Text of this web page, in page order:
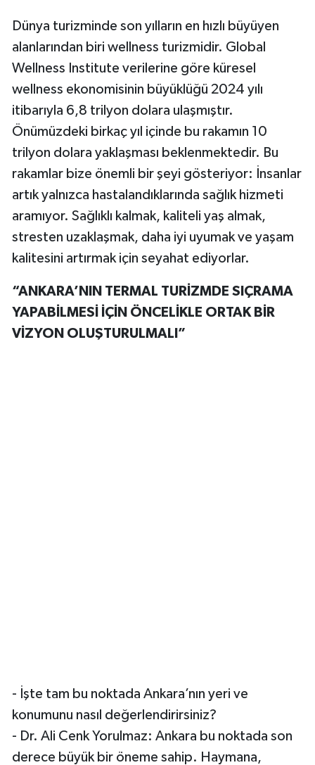
Dünya turizminde son yılların en hızlı büyüyen
alanlarından biri wellness turizmidir. Global
Wellness Institute verilerine göre küresel
wellness ekonomisinin büyüklüğü 2024 yılı
itibarıyla 6,8 trilyon dolara ulaşmıştır.
Önümüzdeki birkaç yıl içinde bu rakamın 10
trilyon dolara yaklaşması beklenmektedir. Bu
rakamlar bize önemli bir şeyi gösteriyor: İnsanlar
artık yalnızca hastalandıklarında sağlık hizmeti
aramıyor. Sağlıklı kalmak, kaliteli yaş almak,
stresten uzaklaşmak, daha iyi uyumak ve yaşam
kalitesini artırmak için seyahat ediyorlar.
“ANKARA’NIN TERMAL TURİZMDE SIÇRAMA
YAPABİLMESİ İÇİN ÖNCELİKLE ORTAK BİR
VİZYON OLUŞTURULMALI”
- İşte tam bu noktada Ankara’nın yeri ve
konumunu nasıl değerlendirirsiniz?
- Dr. Ali Cenk Yorulmaz: Ankara bu noktada son
derece büyük bir öneme sahip. Haymana,